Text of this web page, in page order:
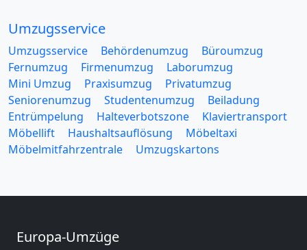
Umzugsservice
Umzugsservice Behördenumzug
Büroumzug
Fernumzug
Firmenumzug
Laborumzug
Mini Umzug
Praxisumzug
Privatumzug
Seniorenumzug
Studentenumzug
Beiladung
Entrümpelung
Halteverbotszone
Klaviertransport
Möbellift
Haushaltsauflösung
Möbeltaxi
Möbelmitfahrzentrale
Umzugskartons
Europa-Umzüge